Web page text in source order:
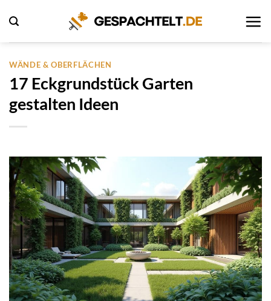
Inhalt
springen
WÄNDE & OBERFLÄCHEN
17 Eckgrundstück Garten
gestalten Ideen